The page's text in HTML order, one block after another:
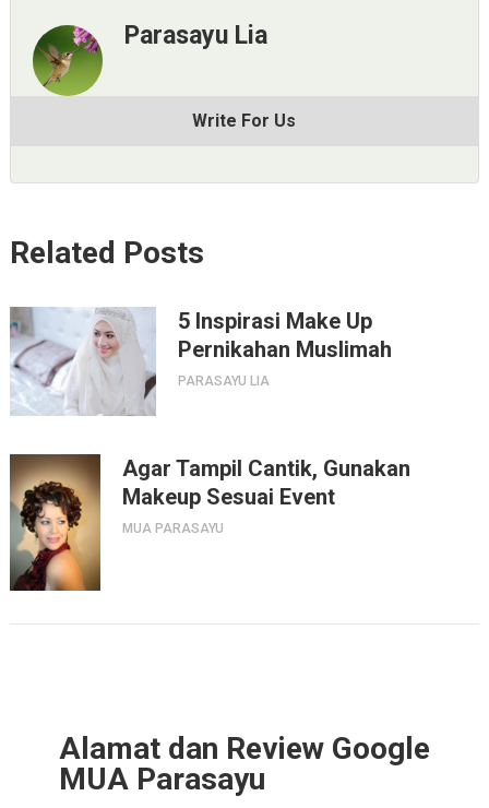
Parasayu Lia
Write For Us
Related Posts
5 Inspirasi Make Up
Pernikahan Muslimah
PARASAYU LIA
Agar Tampil Cantik, Gunakan
Makeup Sesuai Event
MUA PARASAYU
Alamat dan Review Google
MUA Parasayu